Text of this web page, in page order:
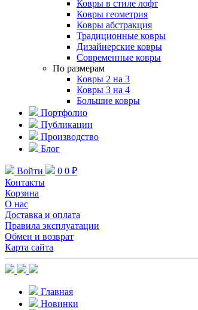
Ковры в стиле лофт
Ковры геометрия
Ковры абстракция
Традиционные ковры
Дизайнерские ковры
Современные ковры
По размерам
Ковры 2 на 3
Ковры 3 на 4
Большие ковры
Портфолио
Публикации
Производство
Блог
Войти 0 0 ₽
Контакты
Корзина
О нас
Доставка и оплата
Правила эксплуатации
Обмен и возврат
Карта сайта
Главная
Новинки